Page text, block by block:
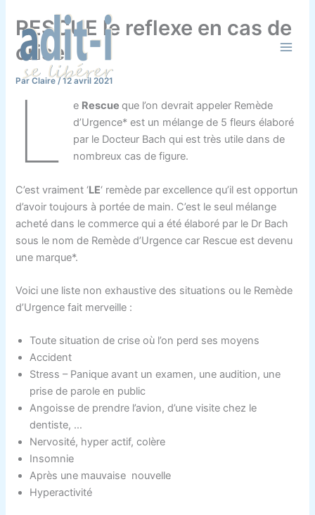
contenu
RESCUE le reflexe en cas de
crise
ParClaire/12 avril 2021
L e Rescue que l’on devrait appeler Remède
d’Urgence* est un mélange de 5 fleurs élaboré
par le Docteur Bach qui est très utile dans de
nombreux cas de figure.
C’est vraiment ‘LE‘ remède par excellence qu’il est opportun
d’avoir toujours à portée de main. C’est le seul mélange
acheté dans le commerce qui a été élaboré par le Dr Bach
sous le nom de Remède d’Urgence car Rescue est devenu
une marque*.
Voici une liste non exhaustive des situations ou le Remède
d’Urgence fait merveille :
Toute situation de crise où l’on perd ses moyens
Accident
Stress – Panique avant un examen, une audition, une
prise de parole en public
Angoisse de prendre l’avion, d’une visite chez le
dentiste, …
Nervosité, hyper actif, colère
Insomnie
Après une mauvaise nouvelle
Hyperactivité
a
t
é
g
o